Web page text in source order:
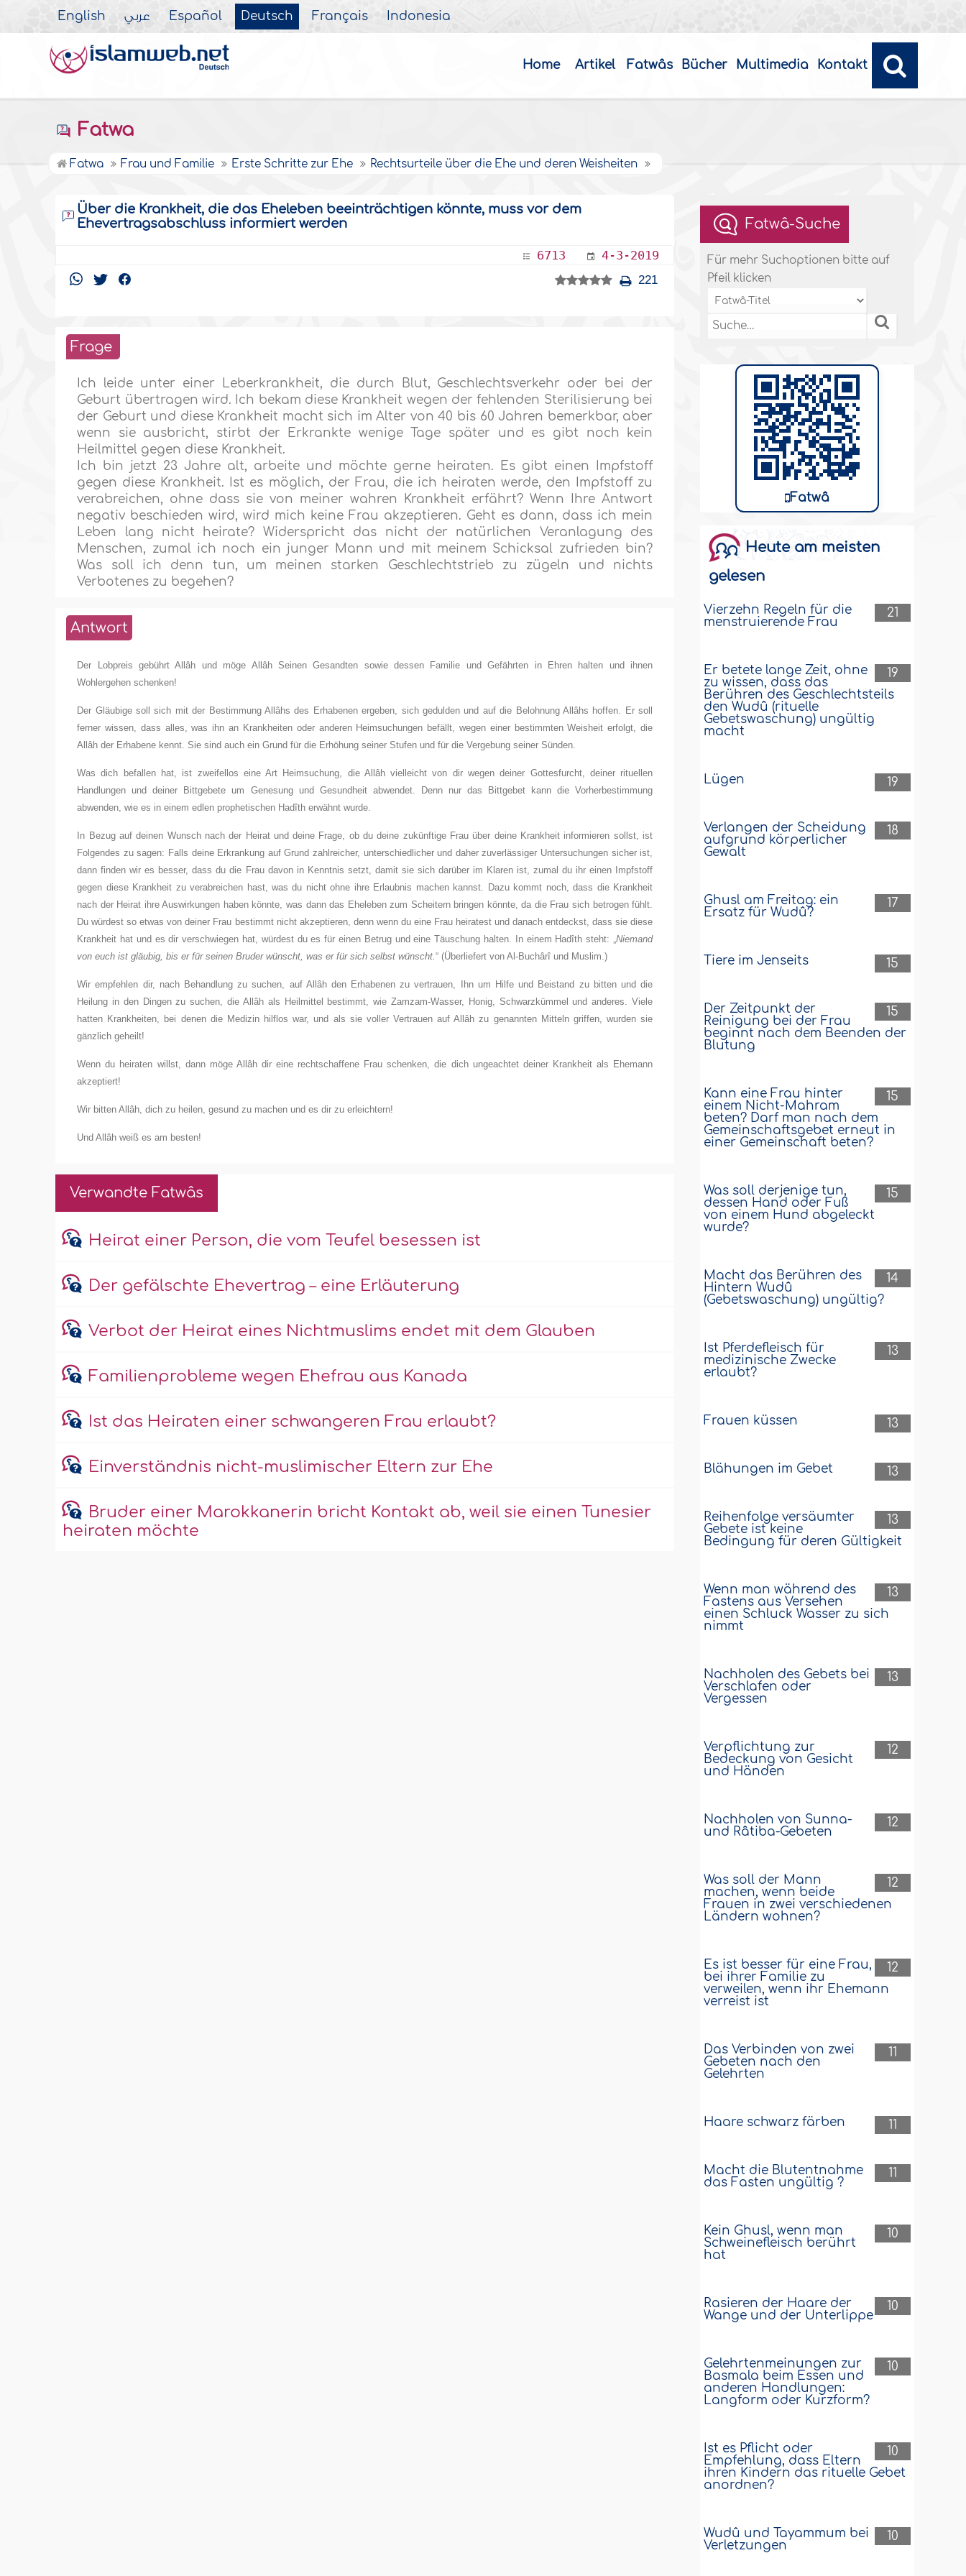
English عربي Español Deutsch Français Indonesia
Home Artikel Fatwâs Bücher Multimedia Kontakt
Fatwa
Fatwa Frau und Familie Erste Schritte zur Ehe Rechtsurteile über die Ehe und deren Weisheiten
Über die Krankheit, die das Eheleben beeinträchtigen könnte, muss vor dem
Ehevertragsabschluss informiert werden
6713 4-3-2019
221
Frage
Ich leide unter einer Leberkrankheit, die durch Blut, Geschlechtsverkehr oder bei der
Geburt übertragen wird. Ich bekam diese Krankheit wegen der fehlenden Sterilisierung bei
der Geburt und diese Krankheit macht sich im Alter von 40 bis 60 Jahren bemerkbar, aber
wenn sie ausbricht, stirbt der Erkrankte wenige Tage später und es gibt noch kein
Heilmittel gegen diese Krankheit.
Ich bin jetzt 23 Jahre alt, arbeite und möchte gerne heiraten. Es gibt einen Impfstoff
gegen diese Krankheit. Ist es möglich, der Frau, die ich heiraten werde, den Impfstoff zu
verabreichen, ohne dass sie von meiner wahren Krankheit erfährt? Wenn Ihre Antwort
negativ beschieden wird, wird mich keine Frau akzeptieren. Geht es dann, dass ich mein
Leben lang nicht heirate? Widerspricht das nicht der natürlichen Veranlagung des
Menschen, zumal ich noch ein junger Mann und mit meinem Schicksal zufrieden bin?
Was soll ich denn tun, um meinen starken Geschlechtstrieb zu zügeln und nichts
Verbotenes zu begehen?
Antwort
Der Lobpreis gebührt Allâh und möge Allâh Seinen Gesandten sowie dessen Familie und Gefährten in Ehren halten und ihnen
Wohlergehen schenken!
Der Gläubige soll sich mit der Bestimmung Allâhs des Erhabenen ergeben, sich gedulden und auf die Belohnung Allâhs hoffen. Er soll
ferner wissen, dass alles, was ihn an Krankheiten oder anderen Heimsuchungen befällt, wegen einer bestimmten Weisheit erfolgt, die
Allâh der Erhabene kennt. Sie sind auch ein Grund für die Erhöhung seiner Stufen und für die Vergebung seiner Sünden.
Was dich befallen hat, ist zweifellos eine Art Heimsuchung, die Allâh vielleicht von dir wegen deiner Gottesfurcht, deiner rituellen
Handlungen und deiner Bittgebete um Genesung und Gesundheit abwendet. Denn nur das Bittgebet kann die Vorherbestimmung
abwenden, wie es in einem edlen prophetischen Hadîth erwähnt wurde.
In Bezug auf deinen Wunsch nach der Heirat und deine Frage, ob du deine zukünftige Frau über deine Krankheit informieren sollst, ist
Folgendes zu sagen: Falls deine Erkrankung auf Grund zahlreicher, unterschiedlicher und daher zuverlässiger Untersuchungen sicher ist,
dann finden wir es besser, dass du die Frau davon in Kenntnis setzt, damit sie sich darüber im Klaren ist, zumal du ihr einen Impfstoff
gegen diese Krankheit zu verabreichen hast, was du nicht ohne ihre Erlaubnis machen kannst. Dazu kommt noch, dass die Krankheit
nach der Heirat ihre Auswirkungen haben könnte, was dann das Eheleben zum Scheitern bringen könnte, da die Frau sich betrogen fühlt.
Du würdest so etwas von deiner Frau bestimmt nicht akzeptieren, denn wenn du eine Frau heiratest und danach entdeckst, dass sie diese
Krankheit hat und es dir verschwiegen hat, würdest du es für einen Betrug und eine Täuschung halten. In einem Hadîth steht: „Niemand
von euch ist gläubig, bis er für seinen Bruder wünscht, was er für sich selbst wünscht.“ (Überliefert von Al-Buchârî und Muslim.)
Wir empfehlen dir, nach Behandlung zu suchen, auf Allâh den Erhabenen zu vertrauen, Ihn um Hilfe und Beistand zu bitten und die
Heilung in den Dingen zu suchen, die Allâh als Heilmittel bestimmt, wie Zamzam-Wasser, Honig, Schwarzkümmel und anderes. Viele
hatten Krankheiten, bei denen die Medizin hilflos war, und als sie voller Vertrauen auf Allâh zu genannten Mitteln griffen, wurden sie
gänzlich geheilt!
Wenn du heiraten willst, dann möge Allâh dir eine rechtschaffene Frau schenken, die dich ungeachtet deiner Krankheit als Ehemann
akzeptiert!
Wir bitten Allâh, dich zu heilen, gesund zu machen und es dir zu erleichtern!
Und Allâh weiß es am besten!
Verwandte Fatwâs
Heirat einer Person, die vom Teufel besessen ist
Der gefälschte Ehevertrag – eine Erläuterung
Verbot der Heirat eines Nichtmuslims endet mit dem Glauben
Familienprobleme wegen Ehefrau aus Kanada
Ist das Heiraten einer schwangeren Frau erlaubt?
Einverständnis nicht-muslimischer Eltern zur Ehe
Bruder einer Marokkanerin bricht Kontakt ab, weil sie einen Tunesier
heiraten möchte
Fatwâ-Suche
Für mehr Suchoptionen bitte auf
Pfeil klicken
Fatwâ
Heute am meisten
gelesen
21
Vierzehn Regeln für die
menstruierende Frau
19
Er betete lange Zeit, ohne
zu wissen, dass das
Berühren des Geschlechtsteils
den Wudû (rituelle
Gebetswaschung) ungültig
macht
19
Lügen
18
Verlangen der Scheidung
aufgrund körperlicher
Gewalt
17
Ghusl am Freitag: ein
Ersatz für Wudû?
15
Tiere im Jenseits
15
Der Zeitpunkt der
Reinigung bei der Frau
beginnt nach dem Beenden der
Blutung
15
Kann eine Frau hinter
einem Nicht-Mahram
beten? Darf man nach dem
Gemeinschaftsgebet erneut in
einer Gemeinschaft beten?
15
Was soll derjenige tun,
dessen Hand oder Fuß
von einem Hund abgeleckt
wurde?
14
Macht das Berühren des
Hintern Wudû
(Gebetswaschung) ungültig?
13
Ist Pferdefleisch für
medizinische Zwecke
erlaubt?
13
Frauen küssen
13
Blähungen im Gebet
13
Reihenfolge versäumter
Gebete ist keine
Bedingung für deren Gültigkeit
13
Wenn man während des
Fastens aus Versehen
einen Schluck Wasser zu sich
nimmt
13
Nachholen des Gebets bei
Verschlafen oder
Vergessen
12
Verpflichtung zur
Bedeckung von Gesicht
und Händen
12
Nachholen von Sunna-
und Râtiba-Gebeten
12
Was soll der Mann
machen, wenn beide
Frauen in zwei verschiedenen
Ländern wohnen?
12
Es ist besser für eine Frau,
bei ihrer Familie zu
verweilen, wenn ihr Ehemann
verreist ist
11
Das Verbinden von zwei
Gebeten nach den
Gelehrten
11
Haare schwarz färben
11
Macht die Blutentnahme
das Fasten ungültig ?
10
Kein Ghusl, wenn man
Schweinefleisch berührt
hat
10
Rasieren der Haare der
Wange und der Unterlippe
10
Gelehrtenmeinungen zur
Basmala beim Essen und
anderen Handlungen:
Langform oder Kurzform?
10
Ist es Pflicht oder
Empfehlung, dass Eltern
ihren Kindern das rituelle Gebet
anordnen?
10
Wudû und Tayammum bei
Verletzungen